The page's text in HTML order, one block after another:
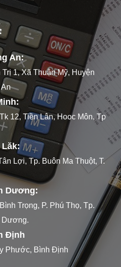
An:
1, Xã Thuận Mỹ, Huyện
12, Tiền Lân, Hooc Môn, Tp
Lăk:
Lợi, Tp. Buôn Ma Thuột, T.
Dương:
Trọng, P. Phú Thọ, Tp.
Dương.
Định
Phước, Bình Định